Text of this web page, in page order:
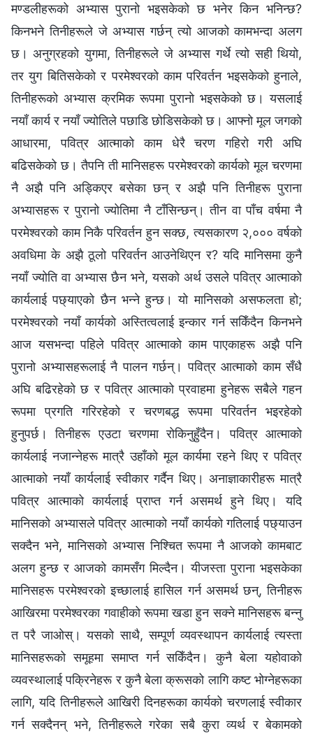
मण्डलीहरूको अभ्यास पुरानो भइसकेको छ भनेर किन भनिन्छ?
किनभने तिनीहरूले जे अभ्यास गर्छन् त्यो आजको कामभन्दा अलग
छ। अनुग्रहको युगमा, तिनीहरूले जे अभ्यास गर्थे त्यो सही थियो,
तर युग बितिसकेको र परमेश्‍वरको काम परिवर्तन भइसकेको हुनाले,
तिनीहरूको अभ्यास क्रमिक रूपमा पुरानो भइसकेको छ। यसलाई
नयाँ कार्य र नयाँ ज्योतिले पछाडि छोडिसकेको छ। आफ्‍नो मूल जगको
आधारमा, पवित्र आत्माको काम धेरै चरण गहिरो गरी अघि
बढिसकेको छ। तैपनि ती मानिसहरू परमेश्‍वरको कार्यको मूल चरणमा
नै अझै पनि अड्किएर बसेका छन् र अझै पनि तिनीहरू पुराना
अभ्यासहरू र पुरानो ज्योतिमा नै टाँसिन्छन्। तीन वा पाँच वर्षमा नै
परमेश्‍वरको काम निकै परिवर्तन हुन सक्छ, त्यसकारण २,००० वर्षको
अवधिमा के अझै ठूलो परिवर्तन आउनेथिएन र? यदि मानिसमा कुनै
नयाँ ज्योति वा अभ्यास छैन भने, यसको अर्थ उसले पवित्र आत्माको
कार्यलाई पछ्याएको छैन भन्‍ने हुन्छ। यो मानिसको असफलता हो;
परमेश्‍वरको नयाँ कार्यको अस्तित्वलाई इन्कार गर्न सकिँदैन किनभने
आज यसभन्दा पहिले पवित्र आत्माको काम पाएकाहरू अझै पनि
पुरानो अभ्यासहरूलाई नै पालन गर्छन्। पवित्र आत्माको काम सँधै
अघि बढिरहेको छ र पवित्र आत्माको प्रवाहमा हुनेहरू सबैले गहन
रूपमा प्रगति गरिरहेको र चरणबद्ध रूपमा परिवर्तन भइरहेको
हुनुपर्छ। तिनीहरू एउटा चरणमा रोकिनुहुँदैन। पवित्र आत्‍माको
कार्यलाई नजान्‍नेहरू मात्रै उहाँको मूल कार्यमा रहने थिए र पवित्र
आत्‍माको नयाँ कार्यलाई स्वीकार गर्दैन थिए। अनाज्ञाकारीहरू मात्रै
पवित्र आत्माको कार्यलाई प्राप्त गर्न असमर्थ हुने थिए। यदि
मानिसको अभ्यासले पवित्र आत्माको नयाँ कार्यको गतिलाई पछ्याउन
सक्दैन भने, मानिसको अभ्यास निश्‍चित रूपमा नै आजको कामबाट
अलग हुन्छ र आजको कामसँग मिल्दैन। यीजस्ता पुराना भइसकेका
मानिसहरू परमेश्‍वरको इच्‍छालाई हासिल गर्न असमर्थ छन्, तिनीहरू
आखिरमा परमेश्‍वरका गवाहीको रूपमा खडा हुन सक्‍ने मानिसहरू बन्‍नु
त परै जाओस्। यसको साथै, सम्पूर्ण व्यवस्थापन कार्यलाई त्यस्ता
मानिसहरूको समूहमा समाप्त गर्न सकिँदैन। कुनै बेला यहोवाको
व्यवस्थालाई पक्रिनेहरू र कुनै बेला क्रूसको लागि कष्ट भोग्‍नेहरूका
लागि, यदि तिनीहरूले आखिरी दिनहरूका कार्यको चरणलाई स्वीकार
गर्न सक्दैनन् भने, तिनीहरूले गरेका सबै कुरा व्यर्थ र बेकामको